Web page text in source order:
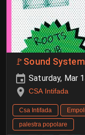
🚩Sound
Saturday, Mar
CSA Intifada
Csa Intifada Empoli
palestra popolare